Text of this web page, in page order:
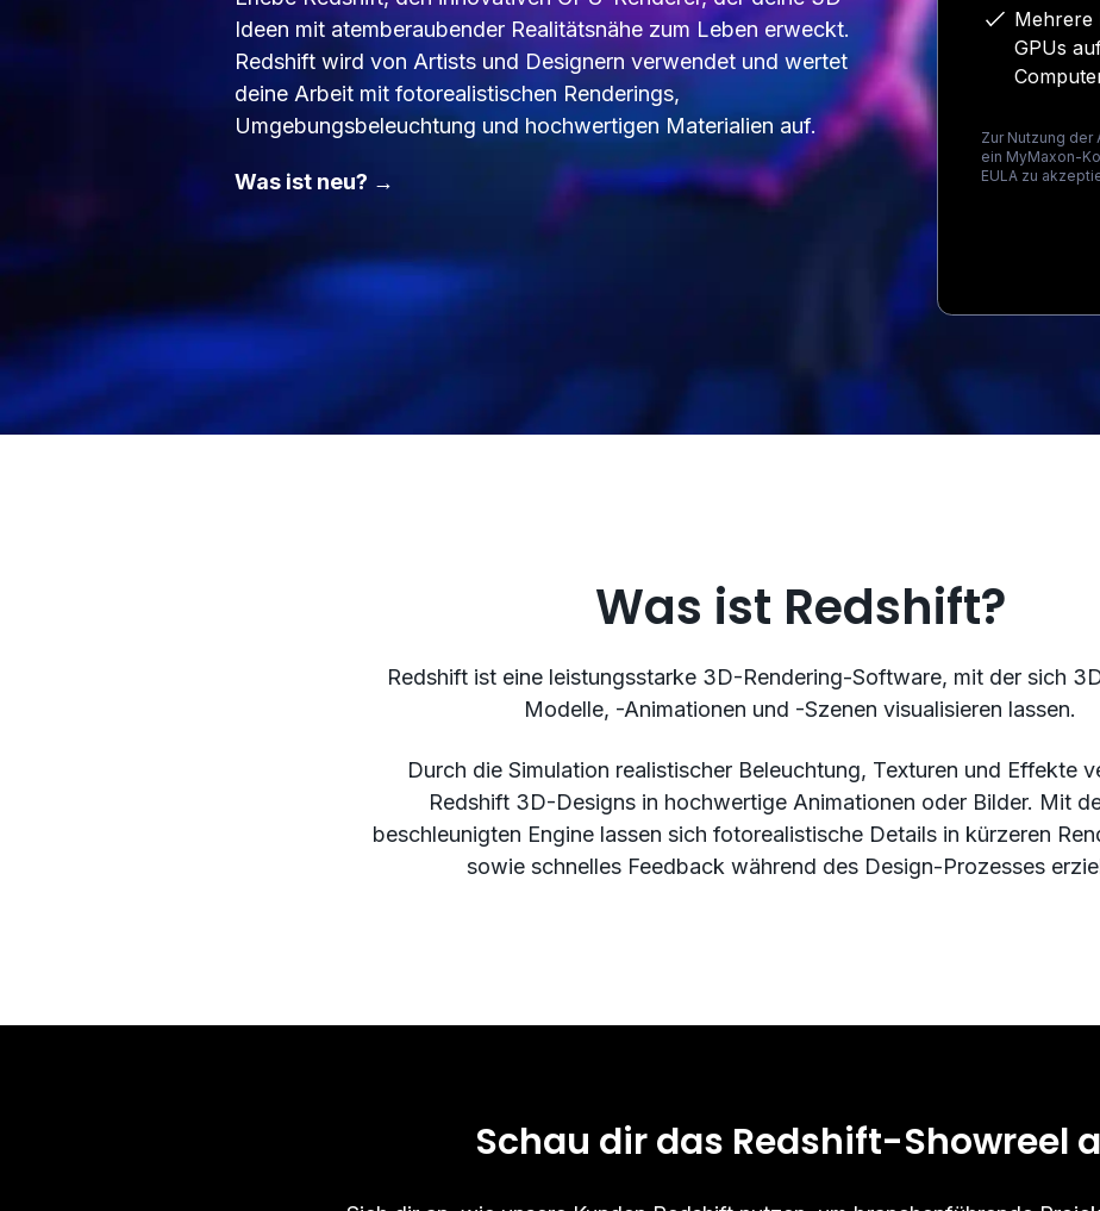
Ideen mit atemberaubender Realitätsnähe zum Leben erweckt.
Redshift wird von Artists und Designern verwendet und wertet
deine Arbeit mit fotorealistischen Renderings,
Umgebungsbeleuchtung und hochwertigen Materialien auf.
Was ist neu? →
Mehrere
GPUs
Zur Nutzung
ein MyMaxon-
EULA zu
Was ist Redshift?
Redshift ist eine leistungsstarke 3D-Rendering-Software, mit der sich
Modelle, -Animationen und -Szenen visualisieren lassen.
Durch die Simulation realistischer Beleuchtung, Texturen und Effekte
Redshift 3D-Designs in hochwertige Animationen oder Bilder. Mit
beschleunigten Engine lassen sich fotorealistische Details in kürzeren
sowie schnelles Feedback während des Design-Prozesses
Schau dir das Redshift-Showreel